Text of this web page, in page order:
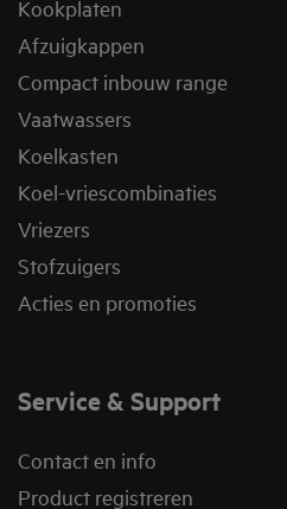
Kookplaten
Afzuigkappen
Compact inbouw range
Vaatwassers
Koelkasten
Koel-vriescombinaties
Vriezers
Stofzuigers
Acties en promoties
Service & Support
Contact en info
Product registreren